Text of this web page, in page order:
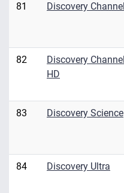
81 Discovery Channel
82
Discovery Channel
HD
83 Discovery Science
84 Discovery Ultra